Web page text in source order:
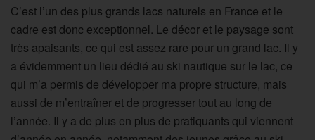
C’est l’un des plus grands lacs naturels en France et le
cadre est donc exceptionnel. Le décor et le paysage sont
très apaisants, ce qui est assez rare pour un grand lac. Il y
a évidemment un lieu dédié au ski nautique sur le lac, ce
qui m’a permis de développer ma propre structure, mais
aussi de m’entraîner et de progresser tout au long de
l’année. Il y a de plus en plus de pratiquants qui viennent